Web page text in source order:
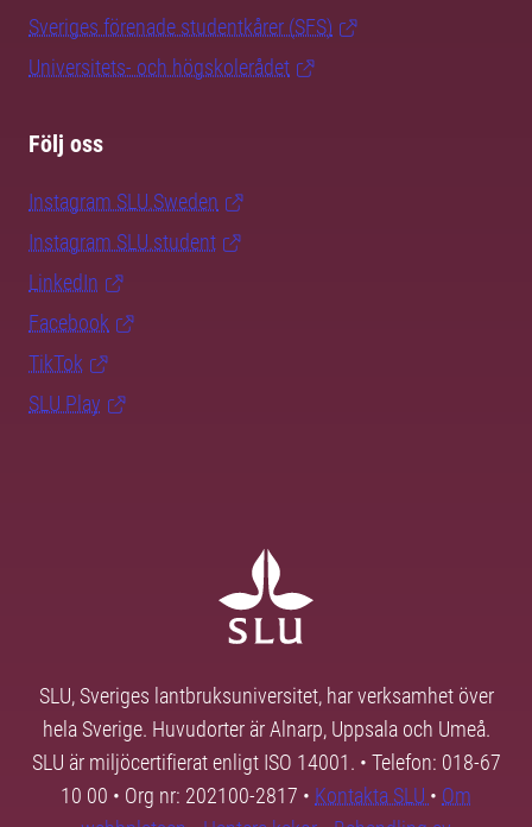
Sveriges förenade studentkårer (SFS)
Universitets- och högskolerådet
Följ oss
Instagram SLU.Sweden
Instagram SLU.student
LinkedIn
Facebook
TikTok
SLU Play
SLU, Sveriges lantbruksuniversitet, har verksamhet över
hela Sverige. Huvudorter är Alnarp, Uppsala och Umeå.
SLU är miljöcertifierat enligt ISO 14001. • Telefon: 018-67
10 00 • Org nr: 202100-2817 • Kontakta SLU • Om